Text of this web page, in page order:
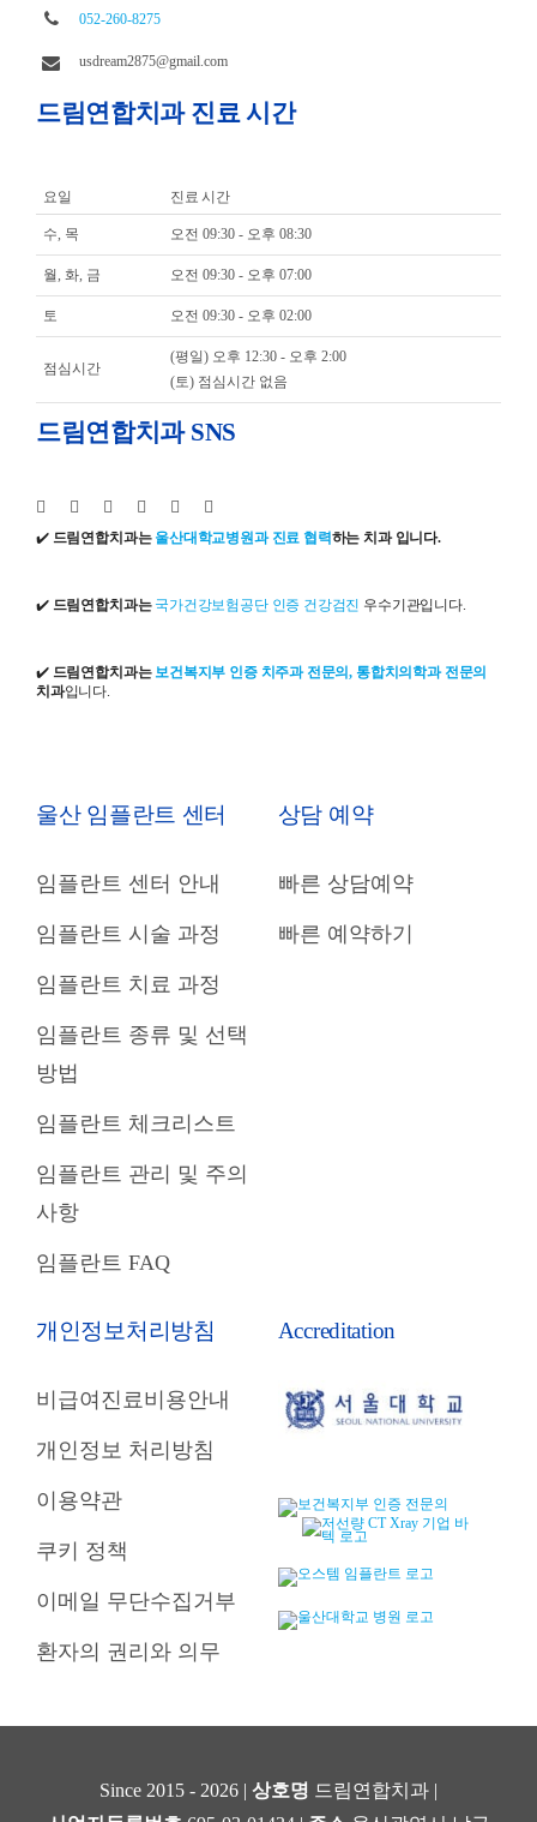
052-260-8275
usdream2875@gmail.com
드림연합치과 진료 시간
요일 진료 시간
수, 목 오전 09:30 - 오후 08:30
월, 화, 금 오전 09:30 - 오후 07:00
토 오전 09:30 - 오후 02:00
점심시간
(평일) 오후 12:30 - 오후 2:00
(토) 점심시간 없음
드림연합치과 SNS
✔️ 드림연합치과는 울산대학교병원과 진료 협력하는 치과 입니다.
✔️ 드림연합치과는 국가건강보험공단 인증 건강검진 우수기관입니다.
✔️ 드림연합치과는 보건복지부 인증 치주과 전문의, 통합치의학과 전문의
치과입니다.
울산 임플란트 센터
임플란트 센터 안내
임플란트 시술 과정
임플란트 치료 과정
임플란트 종류 및 선택
방법
임플란트 체크리스트
임플란트 관리 및 주의
사항
임플란트 FAQ
상담 예약
빠른 상담예약
빠른 예약하기
개인정보처리방침
비급여진료비용안내
개인정보 처리방침
이용약관
쿠키 정책
이메일 무단수집거부
환자의 권리와 의무
Accreditation
Since 2015 - 2026 | 상호명 드림연합치과 |